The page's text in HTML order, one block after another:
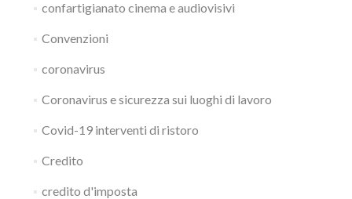
confartigianato cinema e audiovisivi
Convenzioni
coronavirus
Coronavirus e sicurezza sui luoghi di lavoro
Covid-19 interventi di ristoro
Credito
credito d'imposta